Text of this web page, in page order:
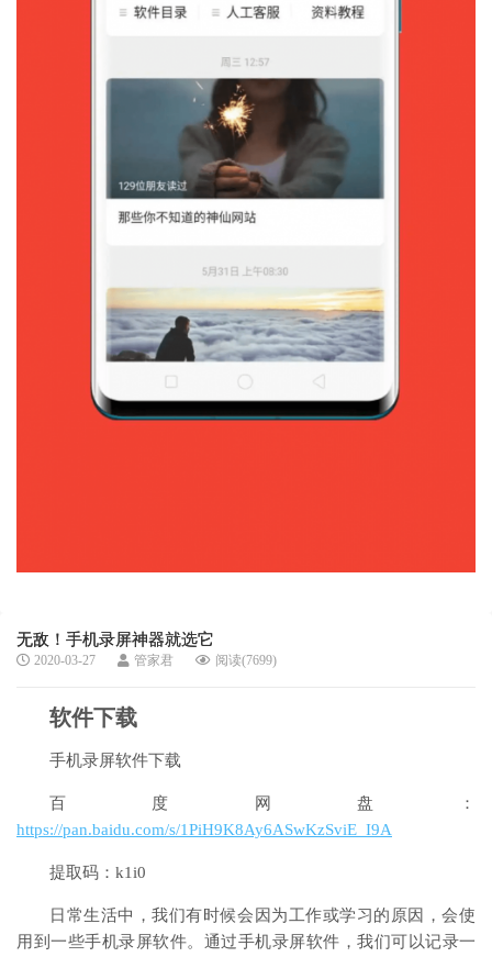
无敌！手机录屏神器就选它
2020-03-27 管家君 阅读(7699)
软件下载
手机录屏软件下载
百度网盘：
https://pan.baidu.com/s/1PiH9K8Ay6ASwKzSviE_I9A
提取码：k1i0
日常生活中，我们有时候会因为工作或学习的原因，会使
用到一些手机录屏软件。通过手机录屏软件，我们可以记录一